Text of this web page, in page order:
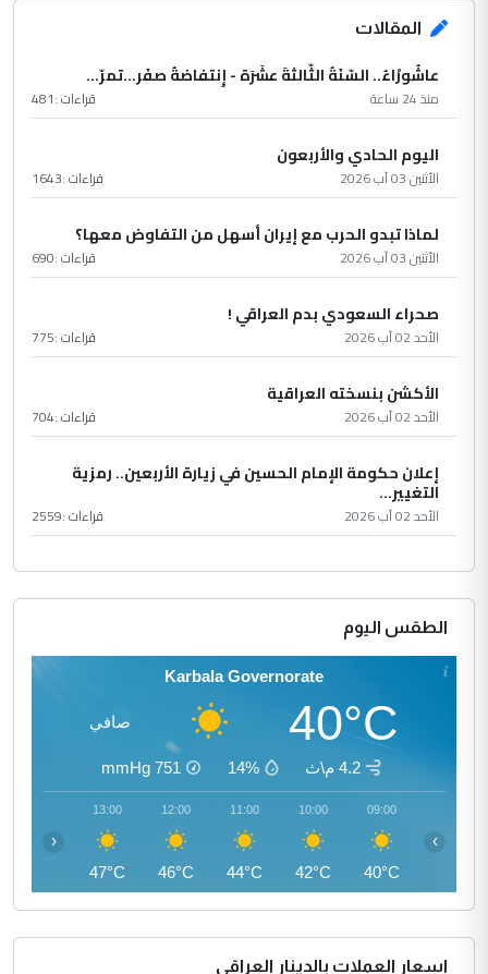
المقالات
عاشُورْاءُ.. السّنَةُ الثّالثةَ عشَرَة - إِنتفاضةُ صفَر…تمرّ...
منذ 24 ساعة قراءات :481
اليوم الحادي والأربعون
الأثنين 03 آب 2026 قراءات :1643
لماذا تبدو الحرب مع إيران أسهل من التفاوض معها؟
الأثنين 03 آب 2026 قراءات :690
صحراء السعودي بدم العراقي !
الأحد 02 آب 2026 قراءات :775
الأكشن بنسخته العراقية
الأحد 02 آب 2026 قراءات :704
إعلان حكومة الإمام الحسين في زيارة الأربعين.. رمزية
التغيير...
الأحد 02 آب 2026 قراءات :2559
الطقس اليوم
Karbala Governorate
40°C صافي
4.2 م\ث 14%
751
mmHg
09:00
40°C
10:00
42°C
11:00
44°C
12:00
46°C
13:00
47°C
‹ ›
اسعار العملات بالدينار العراقي